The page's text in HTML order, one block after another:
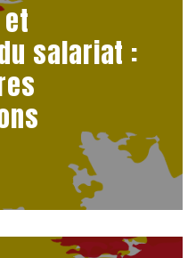
salariat :